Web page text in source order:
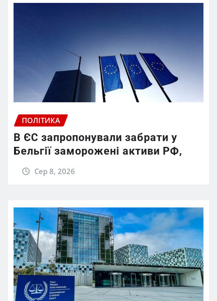
ПОЛІТИКА
В ЄС запропонували забрати у
Бельгії заморожені активи РФ,
Сер 8, 2026